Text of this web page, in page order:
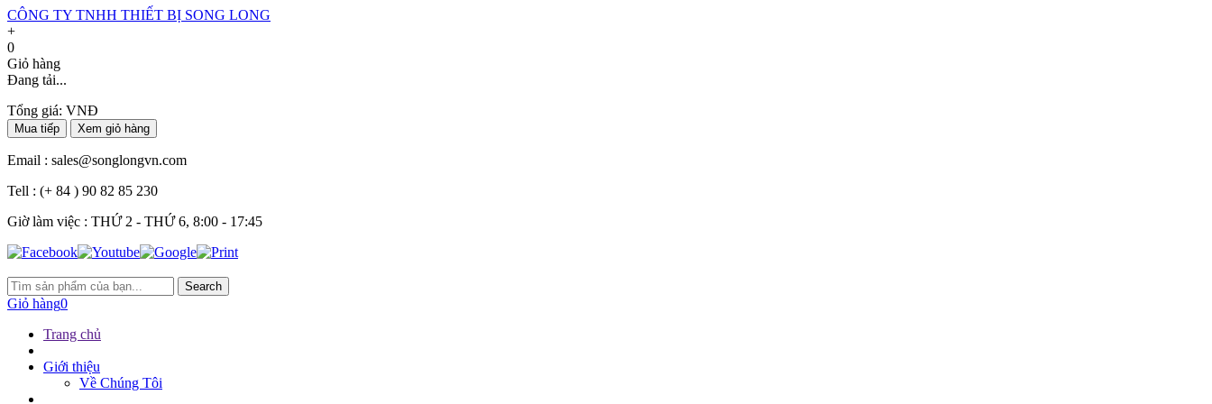
CÔNG TY TNHH THIẾT BỊ SONG LONG
+
0
Giỏ hàng
Đang tải...
Tổng giá: VNĐ
Mua tiếp Xem giỏ hàng
Email : sales@songlongvn.com
Tell : (+ 84 ) 90 82 85 230
Giờ làm việc : THỨ 2 - THỨ 6, 8:00 - 17:45
Search
Giỏ hàng0
Trang chủ
Giới thiệu
Về Chúng Tôi